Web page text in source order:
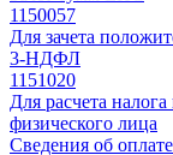
1150057
Для зачета
3-НДФЛ
1151020
Для расчета
физического лица
Сведения об